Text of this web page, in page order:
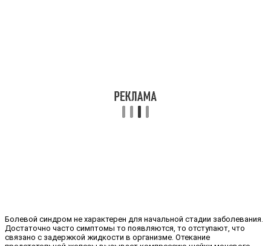
Болевой синдром не характерен для начальной стадии заболевания.
Достаточно часто симптомы то появляются, то отступают, что
связано с задержкой жидкости в организме. Отекание